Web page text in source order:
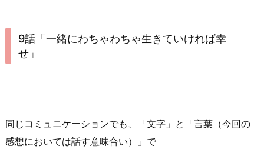
9話「一緒にわちゃわちゃ生きていければ幸
せ」
同じコミュニケーションでも、「文字」と「言葉（今回の
感想においては話す意味合い）」で